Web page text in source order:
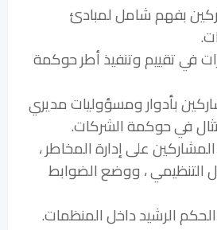
بفهم شامل لمبادئ
في تقييم وتنفيذ أطر حوكمة
بأدوار ومسؤوليات مديري
في حوكمة الشركات.
المشاركين على إدارة المخاطر ،
التنظيمي ، ووضع الضوابط